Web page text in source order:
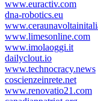
www.euractiv.com
dna-robotics.eu
www.limesonline.com
www.imolaoggi.it
dailyclout.io
www.technocracy.news
coscienzeinrete.net
www.renovatio21.com